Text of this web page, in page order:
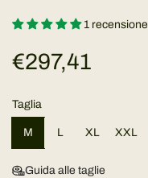
1 recensione
P
r
z
€297,41
Taglia
M L XL XXL
Guida alle taglie